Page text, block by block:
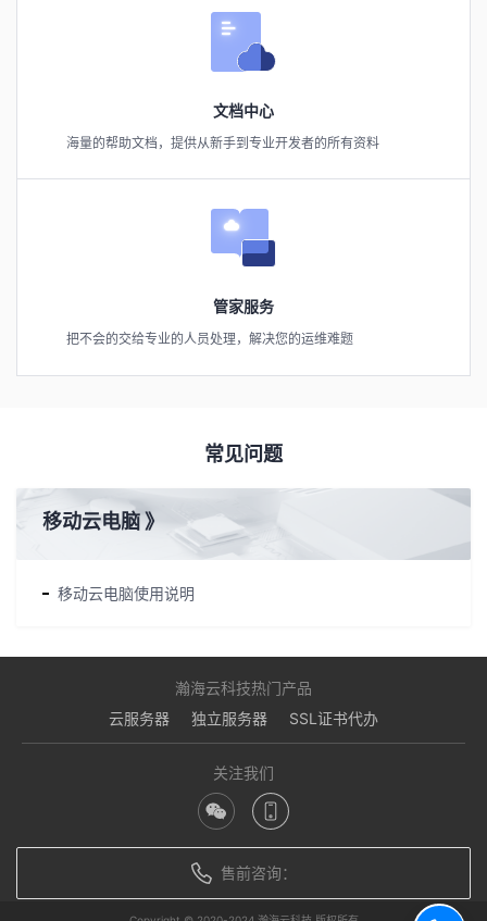
文档中心
海量的帮助文档，提供从新手到专业开发者的所有资料
管家服务
把不会的交给专业的人员处理，解决您的运维难题
常见问题
移动云电脑》
移动云电脑使用说明
瀚海云科技热门产品
云服务器
独立服务器 SSL证书代办
关注我们
售前咨询：